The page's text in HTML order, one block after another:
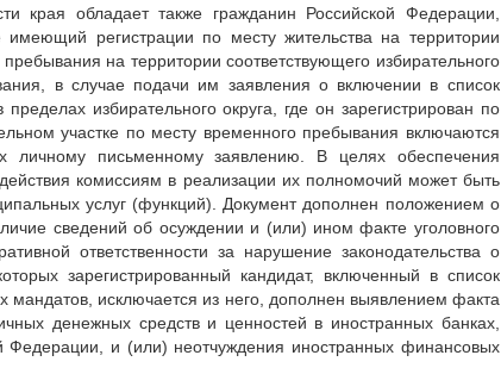
края обладает также гражданин Российской Федерации,
регистрации по месту жительства на территории
на территории соответствующего избирательного
в случае подачи им заявления о включении в список
избирательного округа, где он зарегистрирован по
участке по месту временного пребывания включаются
письменному заявлению. В целях обеспечения
комиссиям в реализации их полномочий может быть
услуг (функций). Документ дополнен положением о
сведений об осуждении и (или) ином факте уголовного
ответственности за нарушение законодательства о
зарегистрированный кандидат, включенный в список
мандатов, исключается из него, дополнен выявлением факта
денежных средств и ценностей в иностранных банках,
Федерации, и (или) неотчуждения иностранных финансовых